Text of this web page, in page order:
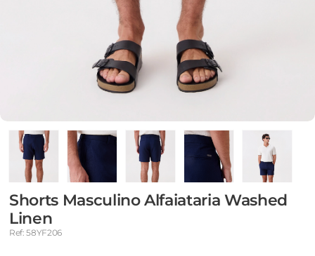
Shorts Masculino Alfaiataria Washed
Linen
Ref: 58YF206